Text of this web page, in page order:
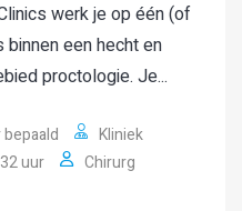
werk je op één (of
een hecht en
proctologie. Je...
Kliniek
uur
Chirurg